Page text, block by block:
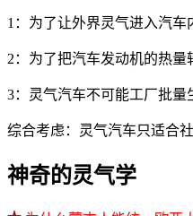
1：为了让外界灵气进入汽车
2：为了把汽车发动机的热量
3：灵气汽车不可能工厂批量
综合考虑：灵气汽车只适合
神奇的灵气学